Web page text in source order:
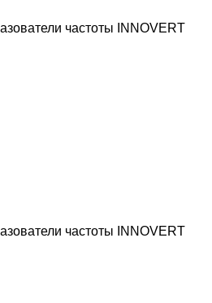
частоты INNOVERT
частоты INNOVERT